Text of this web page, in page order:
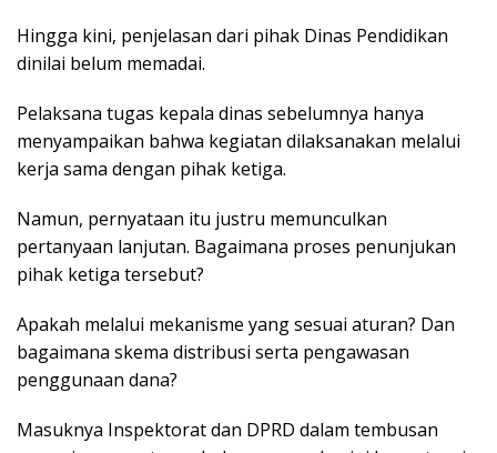
Hingga kini, penjelasan dari pihak Dinas Pendidikan
dinilai belum memadai.
Pelaksana tugas kepala dinas sebelumnya hanya
menyampaikan bahwa kegiatan dilaksanakan melalui
kerja sama dengan pihak ketiga.
Namun, pernyataan itu justru memunculkan
pertanyaan lanjutan. Bagaimana proses penunjukan
pihak ketiga tersebut?
Apakah melalui mekanisme yang sesuai aturan? Dan
bagaimana skema distribusi serta pengawasan
penggunaan dana?
Masuknya Inspektorat dan DPRD dalam tembusan